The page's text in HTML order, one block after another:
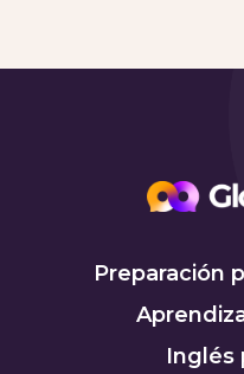
Preparación
Inglés